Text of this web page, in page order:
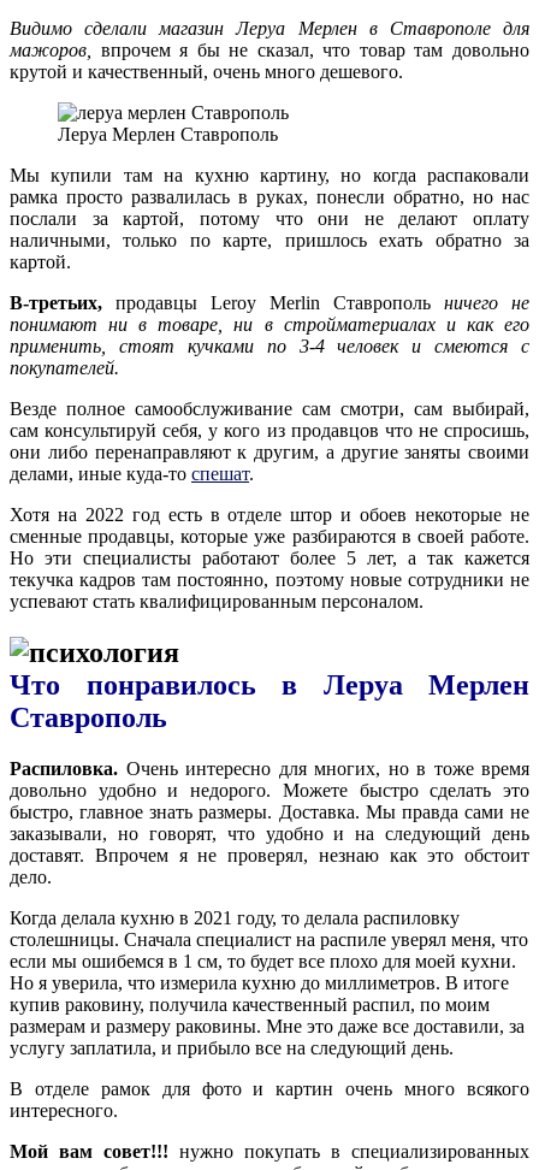
Видимо сделали магазин Леруа Мерлен в Ставрополе для
мажоров,
впрочем я бы не сказал, что товар там довольно
крутой и качественный, очень много дешевого.
Леруа Мерлен Ставрополь
Мы купили там на кухню картину, но когда распаковали
рамка просто развалилась в руках, понесли обратно, но нас
послали за картой, потому что они не делают оплату
наличными, только по карте, пришлось ехать обратно за
картой.
В-третьих, продавцы Leroy Merlin Ставрополь ничего не
понимают ни в товаре, ни в стройматериалах и как его
применить, стоят кучками по 3-4 человек и смеются с
покупателей.
Везде полное самообслуживание сам смотри, сам выбирай,
сам консультируй себя, у кого из продавцов что не спросишь,
они либо перенаправляют к другим, а другие заняты своими
делами, иные куда-то спешат.
Хотя на 2022 год есть в отделе штор и обоев некоторые не
сменные продавцы, которые уже разбираются в своей работе.
Но эти специалисты работают более 5 лет, а так кажется
текучка кадров там постоянно, поэтому новые сотрудники не
успевают стать квалифицированным персоналом.
Что понравилось в Леруа Мерлен
Ставрополь
Распиловка. Очень интересно для многих, но в тоже время
довольно удобно и недорого. Можете быстро сделать это
быстро, главное знать размеры. Доставка. Мы правда сами не
заказывали, но говорят, что удобно и на следующий день
доставят. Впрочем я не проверял, незнаю как это обстоит
дело.
Когда делала кухню в 2021 году, то делала распиловку
столешницы. Сначала специалист на распиле уверял меня, что
если мы ошибемся в 1 см, то будет все плохо для моей кухни.
Но я уверила, что измерила кухню до миллиметров. В итоге
купив раковину, получила качественный распил, по моим
размерам и размеру раковины. Мне это даже все доставили, за
услугу заплатила, и прибыло все на следующий день.
В отделе рамок для фото и картин очень много всякого
интересного.
Мой вам совет!!! нужно покупать в специализированных